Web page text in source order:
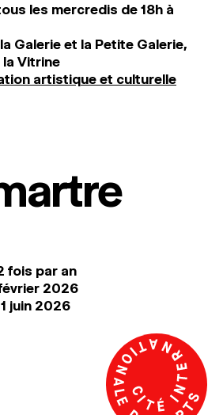
les mercredis de 18h à
Galerie et la Petite Galerie,
Vitrine
artistique et culturelle
fois par an
2026
juin 2026